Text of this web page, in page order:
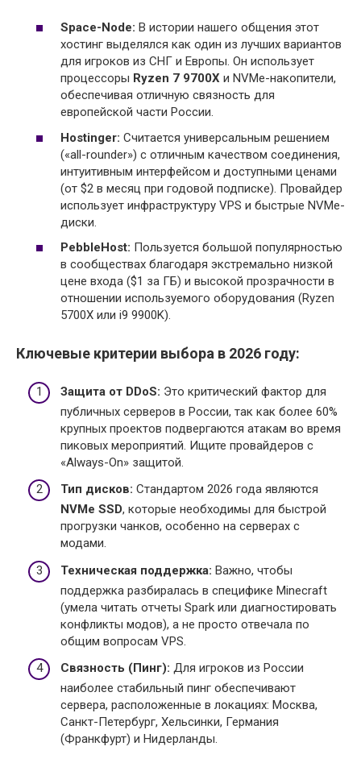
Space-Node: В истории нашего общения этот
хостинг выделялся как один из лучших вариантов
для игроков из СНГ и Европы. Он использует
процессоры Ryzen 7 9700X и NVMe-накопители,
обеспечивая отличную связность для
европейской части России.
Hostinger: Считается универсальным решением
(«all-rounder») с отличным качеством соединения,
интуитивным интерфейсом и доступными ценами
(от $2 в месяц при годовой подписке). Провайдер
использует инфраструктуру VPS и быстрые NVMe-
диски.
PebbleHost: Пользуется большой популярностью
в сообществах благодаря экстремально низкой
цене входа ($1 за ГБ) и высокой прозрачности в
отношении используемого оборудования (Ryzen
5700X или i9 9900K).
Ключевые критерии выбора в 2026 году:
Защита от DDoS: Это критический фактор для
публичных серверов в России, так как более 60%
крупных проектов подвергаются атакам во время
пиковых мероприятий. Ищите провайдеров с
«Always-On» защитой.
Тип дисков: Стандартом 2026 года являются
NVMe SSD, которые необходимы для быстрой
прогрузки чанков, особенно на серверах с
модами.
Техническая поддержка: Важно, чтобы
поддержка разбиралась в специфике Minecraft
(умела читать отчеты Spark или диагностировать
конфликты модов), а не просто отвечала по
общим вопросам VPS.
Связность (Пинг): Для игроков из России
наиболее стабильный пинг обеспечивают
сервера, расположенные в локациях: Москва,
Санкт-Петербург, Хельсинки, Германия
(Франкфурт) и Нидерланды.